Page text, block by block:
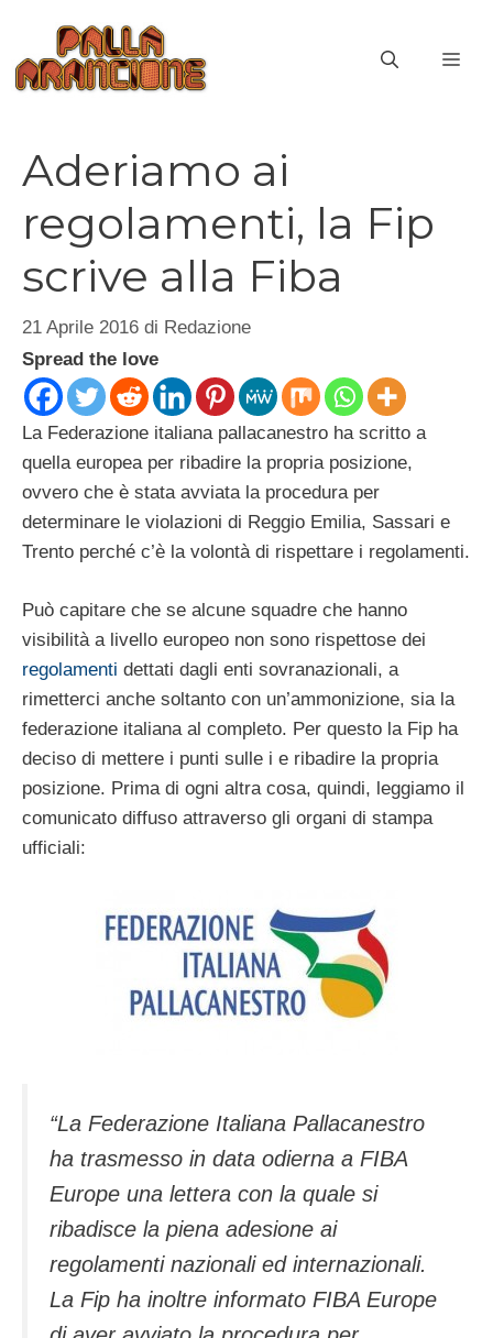
contenuto
Aderiamo ai
regolamenti, la Fip
scrive alla Fiba
21 Aprile 2016 di Redazione
Spread the love
La Federazione italiana pallacanestro ha scritto a
quella europea per ribadire la propria posizione,
ovvero che è stata avviata la procedura per
determinare le violazioni di Reggio Emilia, Sassari e
Trento perché c’è la volontà di rispettare i regolamenti.
Può capitare che se alcune squadre che hanno
visibilità a livello europeo non sono rispettose dei
regolamenti dettati dagli enti sovranazionali, a
rimetterci anche soltanto con un’ammonizione, sia la
federazione italiana al completo. Per questo la Fip ha
deciso di mettere i punti sulle i e ribadire la propria
posizione. Prima di ogni altra cosa, quindi, leggiamo il
comunicato diffuso attraverso gli organi di stampa
ufficiali:
“La Federazione Italiana Pallacanestro
ha trasmesso in data odierna a FIBA
Europe una lettera con la quale si
ribadisce la piena adesione ai
regolamenti nazionali ed internazionali.
La Fip ha inoltre informato FIBA Europe